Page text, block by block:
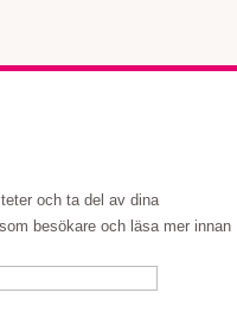
och ta del av dina
besökare och läsa mer innan